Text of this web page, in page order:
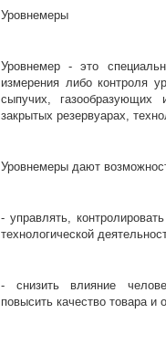
Уровнемеры
Уровнемер - это
измерения либо контроля
сыпучих,
закрытых резервуарах,
Уровнемеры дают
- управлять,
технологической
- снизить влияние
повысить качество товара и